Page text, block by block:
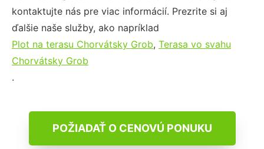
kontaktujte nás pre viac informácií. Prezrite si aj
ďalšie naše služby, ako napríklad
Plot na terasu Chorvátsky Grob, Terasa vo svahu
Chorvátsky Grob
.
POŽIADAŤ O CENOVÚ PONUKU